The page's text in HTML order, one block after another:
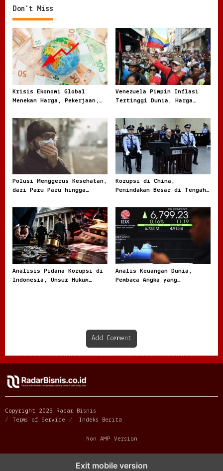
n
a
v
i
g
a
t
i
o
n
Don't Miss
Krisis Ekonomi Global
Menekan Harga, Pekerjaan,
Venezuela Pimpin Inflasi
Tertinggi Dunia, Harga
Polusi Menggerus Kesehatan,
dari Paru Paru hingga
Korupsi di China,
Penindakan Besar di Tengah
Analisis Pidana Korupsi di
Indonesia, Unsur Hukum
Analis Keuangan Dunia,
Pembaca Angka yang
Add Comment
Copyright 2025 Radar Bisnis
Terms of Service
Indeks Berita
Non AMP Version
Exit mobile version
dari komunitas hingga platform mahjong membangun